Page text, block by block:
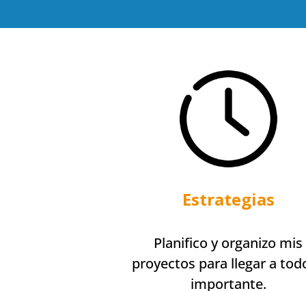
Estrategias
Planifico y organizo mis
proyectos para llegar a
importante.